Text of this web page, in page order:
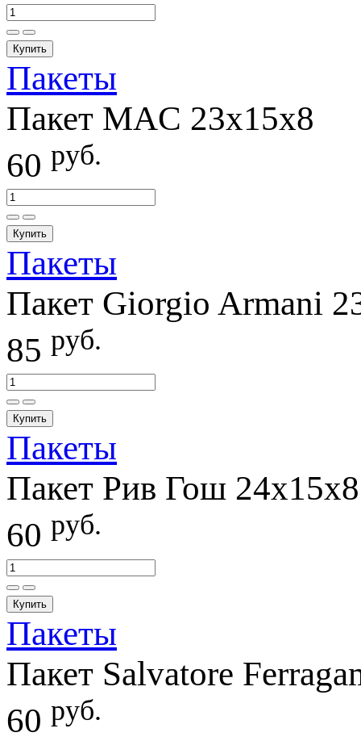
Купить
Пакеты
Пакет MAC 23х15х8
60 руб.
Купить
Пакеты
Пакет Giorgio Armani
85 руб.
Купить
Пакеты
Пакет Рив Гош 24х15х8
60 руб.
Купить
Пакеты
Пакет Salvatore
60 руб.